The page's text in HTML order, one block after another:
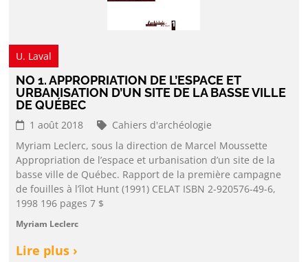
U. Laval
NO 1. APPROPRIATION DE L’ESPACE ET
URBANISATION D’UN SITE DE LA BASSE VILLE
DE QUÉBEC
1 août 2018
Cahiers d'archéologie
Myriam Leclerc, sous la direction de Marcel Moussette
Appropriation de l’espace et urbanisation d’un site de la
basse ville de Québec. Rapport de la première campagne
de fouilles à l’îlot Hunt (1991) CELAT ISBN 2-920576-49-6,
1998 196 pages 7 $
Myriam Leclerc
Lire plus ›